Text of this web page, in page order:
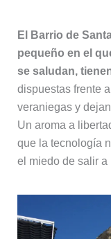
El Barrio de
pequeño en el
se saludan,
dispuestas frente
veraniegas y
Un aroma a
que la tecnología
el miedo de salir a